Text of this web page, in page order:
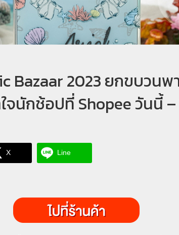
Bazaar 2023 ยกขบวนพ
นักช้อปที่ Shopee วันนี้ –
X Line